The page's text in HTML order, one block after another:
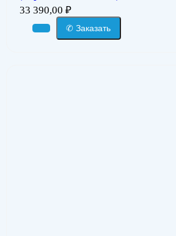
33 390,00 ₽
✆ Заказать